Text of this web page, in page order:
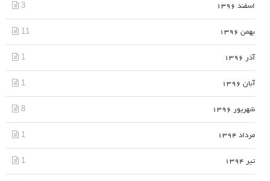
اسفند 1396 3
بهمن 1396 11
آذر 1396 1
آبان 1396 1
شهریور 1396 8
مرداد 1394 1
تیر 1394 1